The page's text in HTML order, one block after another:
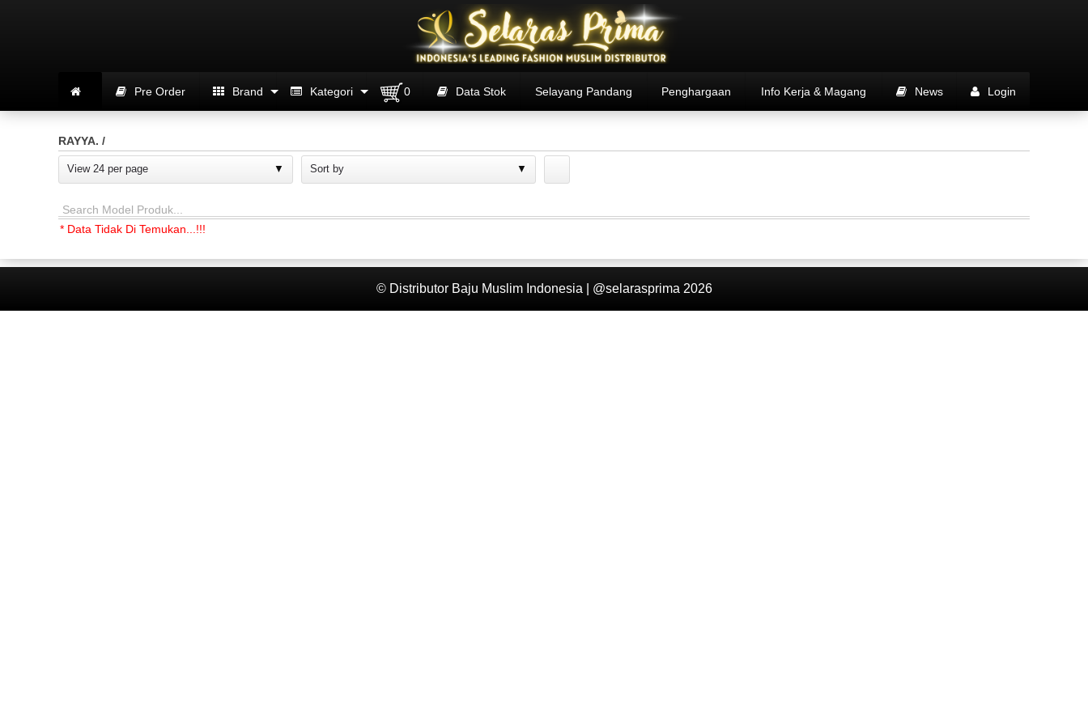
Pre Order Brand Kategori 0 Data Stok Selayang Pandang Penghargaan Info Kerja & Magang News Login
RAYYA. /
View 24 per page Sort by
Search Model Produk...
* Data Tidak Di Temukan...!!!
© Distributor Baju Muslim Indonesia | @selarasprima 2026